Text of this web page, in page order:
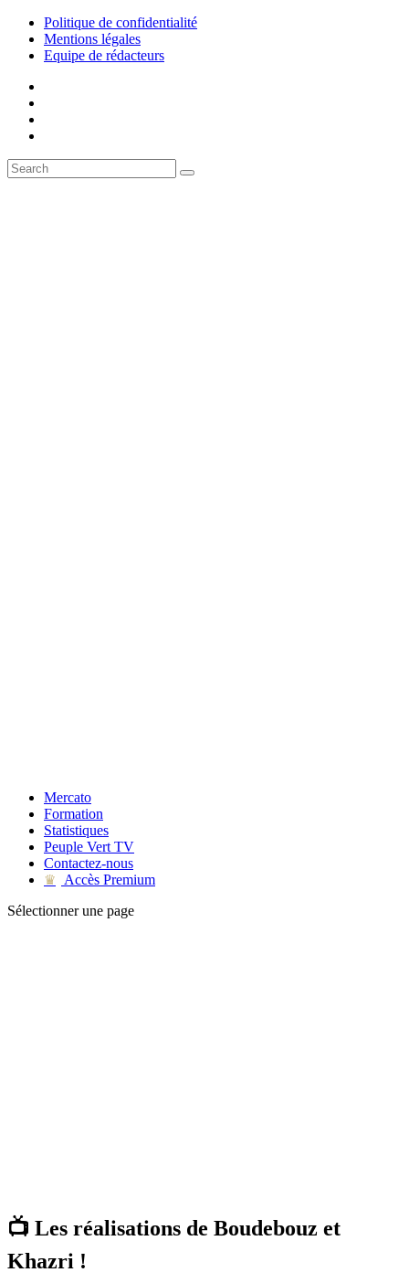
Politique de confidentialité
Mentions légales
Equipe de rédacteurs
Mercato
Formation
Statistiques
Peuple Vert TV
Contactez-nous
♛
Accès Premium
Sélectionner une page
📺 Les réalisations de Boudebouz et
Khazri !